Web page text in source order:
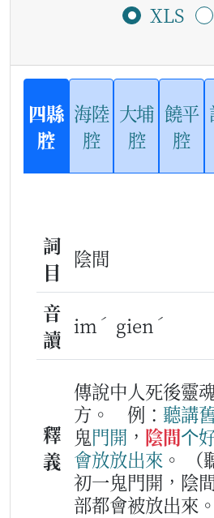
XLS
四縣
腔
海陸
腔
大埔
腔
饒平
腔
詞
目
陰間
音
讀
im ˊ gien ˊ
釋
義
傳說中人死後靈
方。
例： 聽講
鬼門開 ， 陰間个
會放放出來 。
初一鬼門開，陰
部都會被放出來。